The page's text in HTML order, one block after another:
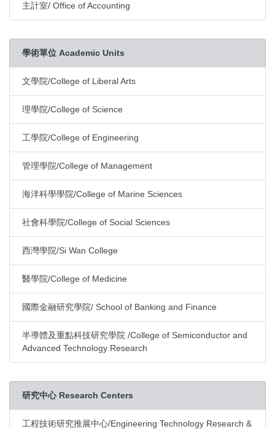
主計室/ Office of Accounting
學術單位 Academic Units
文學院/College of Liberal Arts
理學院/College of Science
工學院/College of Engineering
管理學院/College of Management
海洋科學學院/College of Marine Sciences
社會科學院/College of Social Sciences
西灣學院/Si Wan College
醫學院/College of Medicine
國際金融研究學院/ School of Banking and Finance
半導體及重點科技研究學院 /College of Semiconductor and
Advanced Technology Research
研究中心 Research Centers
工程技術研究推展中心/Engineering Technology Research &